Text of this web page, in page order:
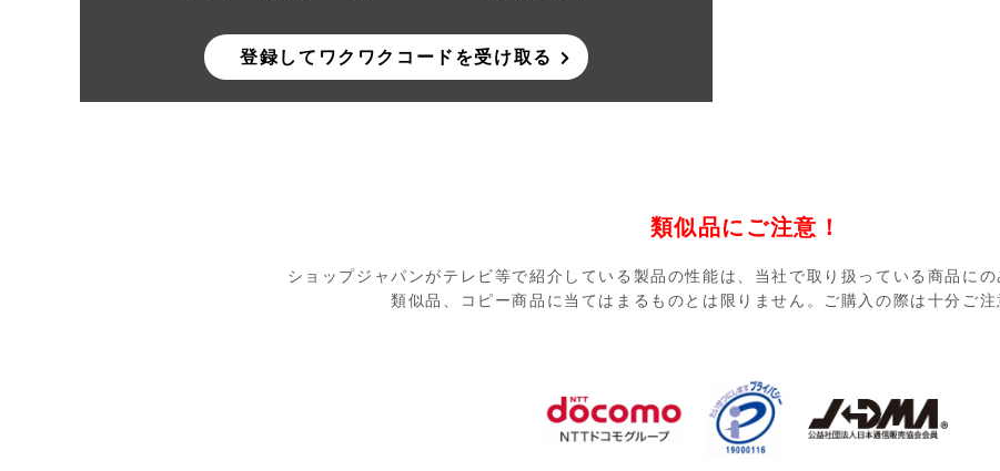
登録してワクワクコードを受け取る
類似品にご注意！
ショップジャパンがテレビ等で紹介している製品の性能は、当社で取り扱っている商品にの
類似品、コピー商品に当てはまるものとは限りません。ご購入の際は十分ご注